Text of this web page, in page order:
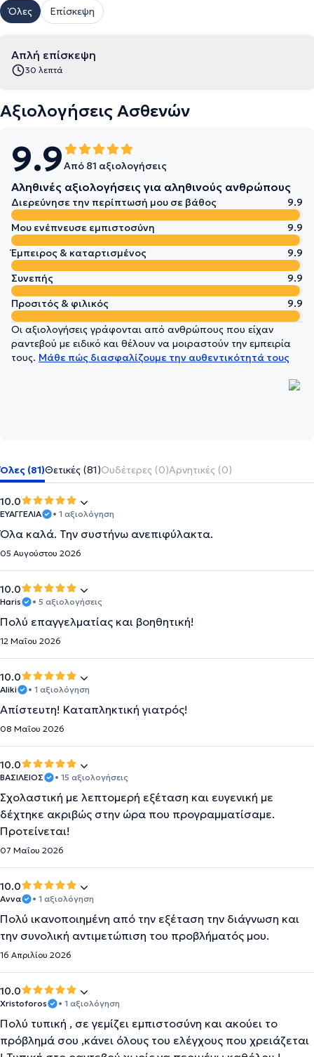
Όλες Επίσκεψη
Απλή επίσκεψη
30 λεπτά
Αξιολογήσεις Ασθενών
9.9Από 81 αξιολογήσεις
Αληθινές αξιολογήσεις για αληθινούς ανθρώπους
Διερεύνησε την περίπτωσή μου σε βάθος
9.9
Μου ενέπνευσε εμπιστοσύνη
9.9
Έμπειρος & καταρτισμένος
9.9
Συνεπής
9.9
Προσιτός & φιλικός
9.9
Οι αξιολογήσεις γράφονται από ανθρώπους που είχαν
ραντεβού με ειδικό και θέλουν να μοιραστούν την εμπειρία
τους. Μάθε πώς διασφαλίζουμε την αυθεντικότητά τους
Όλες (81)Θετικές (81)Ουδέτερες (0)Αρνητικές (0)
10.0
ΕΥΑΓΓΕΛΙΑ • 1 αξιολόγηση
Όλα καλά. Την συστήνω ανεπιφύλακτα.
05 Αυγούστου 2026
10.0
Haris • 5 αξιολογήσεις
Πολύ επαγγελματίας και βοηθητική!
12 Μαΐου 2026
10.0
Aliki • 1 αξιολόγηση
Απίστευτη! Καταπληκτική γιατρός!
08 Μαΐου 2026
10.0
ΒΑΣΙΛΕΙΟΣ • 15 αξιολογήσεις
Σχολαστική με λεπτομερή εξέταση και ευγενική με
δέχτηκε ακριβώς στην ώρα που προγραμματίσαμε.
Προτείνεται!
07 Μαΐου 2026
10.0
Αννα • 1 αξιολόγηση
Πολύ ικανοποιημένη από την εξέταση την διάγνωση και
την συνολική αντιμετώπιση του προβλήματός μου.
16 Απριλίου 2026
10.0
Xristoforos • 1 αξιολόγηση
Πολύ τυπική , σε γεμίζει εμπιστοσύνη και ακούει το
πρόβλημά σου ,κάνει όλους του ελέγχους που χρειάζεται